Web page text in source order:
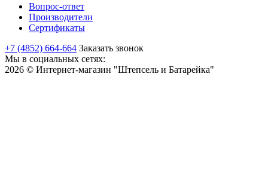
Вопрос-ответ
Производители
Сертификаты
+7 (4852) 664-664 Заказать звонок
Мы в социальных сетях:
2026 © Интернет-магазин "Штепсель и Батарейка"